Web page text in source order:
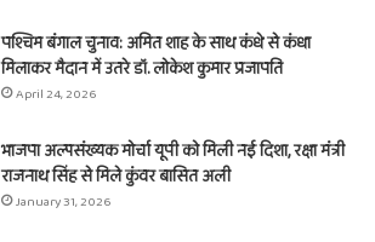
पश्चिम बंगाल चुनाव: अमित शाह के साथ कंधे से कंधा
मिलाकर मैदान में उतरे डॉ. लोकेश कुमार प्रजापति
April 24, 2026
भाजपा अल्पसंख्यक मोर्चा यूपी को मिली नई दिशा, रक्षा मंत्री
राजनाथ सिंह से मिले कुंवर बासित अली
January 31, 2026